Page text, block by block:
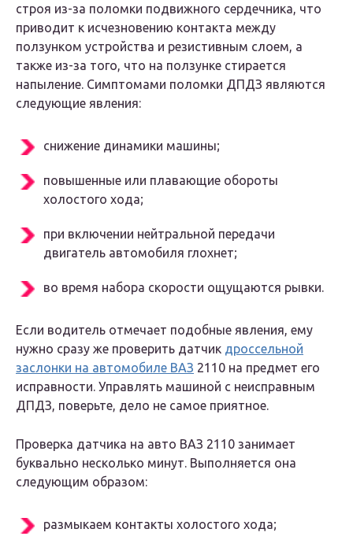
строя из-за поломки подвижного сердечника, что
приводит к исчезновению контакта между
ползунком устройства и резистивным слоем, а
также из-за того, что на ползунке стирается
напыление. Симптомами поломки ДПДЗ являются
следующие явления:
снижение динамики машины;
повышенные или плавающие обороты
холостого хода;
при включении нейтральной передачи
двигатель автомобиля глохнет;
во время набора скорости ощущаются рывки.
Если водитель отмечает подобные явления, ему
нужно сразу же проверить датчик дроссельной
заслонки на автомобиле ВАЗ 2110 на предмет его
исправности. Управлять машиной с неисправным
ДПДЗ, поверьте, дело не самое приятное.
Проверка датчика на авто ВАЗ 2110 занимает
буквально несколько минут. Выполняется она
следующим образом:
размыкаем контакты холостого хода;